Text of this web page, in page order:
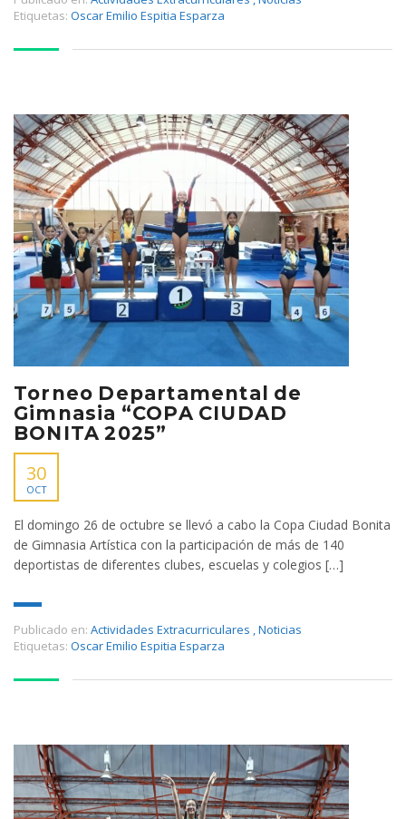
Etiquetas: Oscar Emilio Espitia Esparza
Torneo Departamental de
Gimnasia “COPA CIUDAD
BONITA 2025”
30
OCT
El domingo 26 de octubre se llevó a cabo la Copa Ciudad Bonita
de Gimnasia Artística con la participación de más de 140
deportistas de diferentes clubes, escuelas y colegios […]
Publicado en: Actividades Extracurriculares Noticias
Etiquetas: Oscar Emilio Espitia Esparza